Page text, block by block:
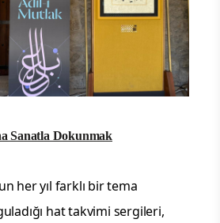
Sanatla Dokunmak
her yıl farklı bir tema
hat takvimi sergileri,